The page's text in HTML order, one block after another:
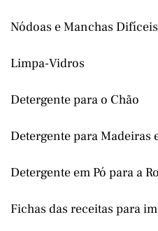
Nódoas e Manchas Difíceis
Limpa-Vidros
Detergente para o Chão
Detergente para Madeiras
Detergente em Pó para a
Fichas das receitas para